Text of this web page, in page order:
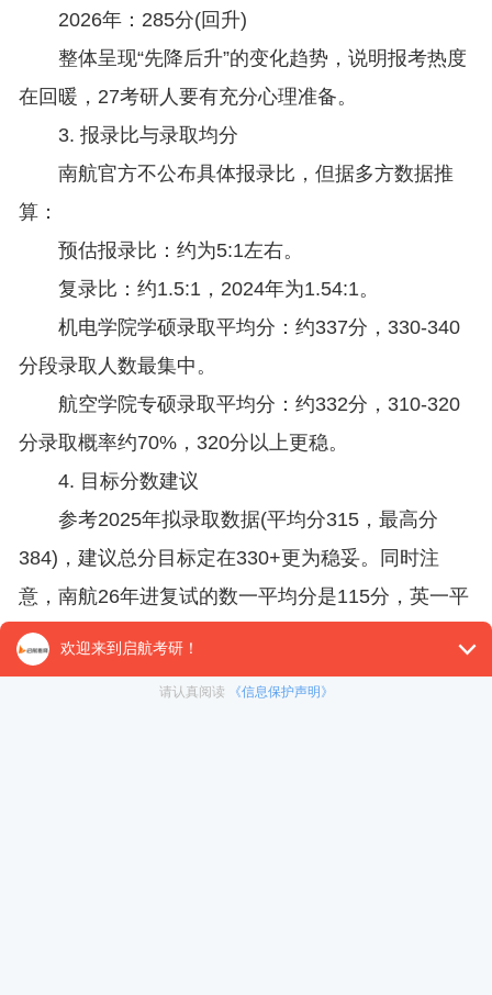
2026年：285分(回升)
整体呈现“先降后升”的变化趋势，说明报考热度
在回暖，27考研人要有充分心理准备。
3. 报录比与录取均分
南航官方不公布具体报录比，但据多方数据推
算：
预估报录比：约为5:1左右。
复录比：约1.5:1，2024年为1.54:1。
机电学院学硕录取平均分：约337分，330-340
分段录取人数最集中。
航空学院专硕录取平均分：约332分，310-320
分录取概率约70%，320分以上更稳。
4. 目标分数建议
参考2025年拟录取数据(平均分315，最高分
384)，建议总分目标定在330+更为稳妥。同时注
意，南航26年进复试的数一平均分是115分，英一平
均分68分，数二平均分129分——竞争激烈程度可见
一斑。